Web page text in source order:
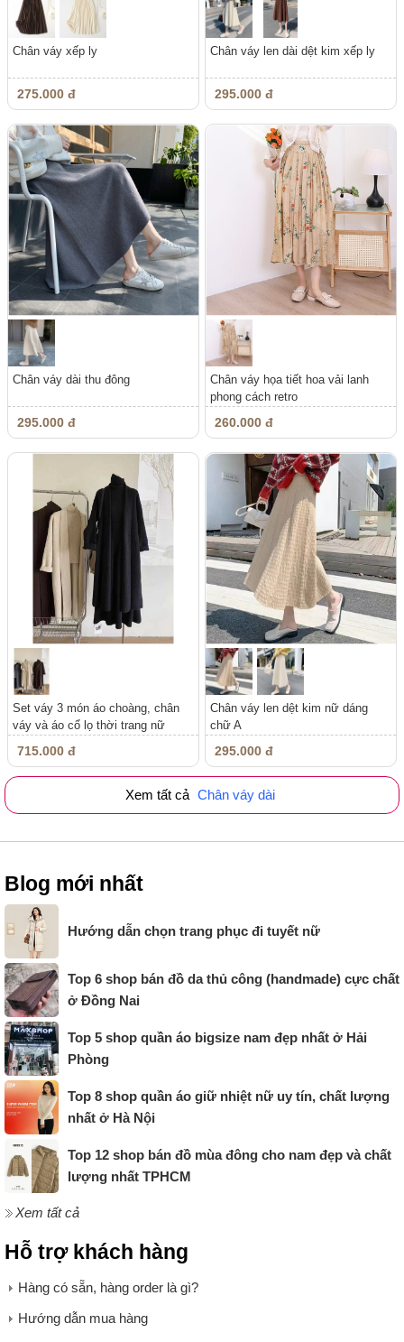
Chân váy xếp ly
275.000 đ
Chân váy len dài dệt kim xếp ly
295.000 đ
Chân váy dài thu đông
295.000 đ
Chân váy họa tiết hoa vải lanh
phong cách retro
260.000 đ
Set váy 3 món áo choàng, chân
váy và áo cổ lọ thời trang nữ
715.000 đ
Chân váy len dệt kim nữ dáng
chữ A
295.000 đ
Xem tất cả Chân váy dài
Blog mới nhất
Hướng dẫn chọn trang phục đi tuyết nữ
Top 6 shop bán đồ da thủ công (handmade) cực chất
ở Đồng Nai
Top 5 shop quần áo bigsize nam đẹp nhất ở Hải
Phòng
Top 8 shop quần áo giữ nhiệt nữ uy tín, chất lượng
nhất ở Hà Nội
Top 12 shop bán đồ mùa đông cho nam đẹp và chất
lượng nhất TPHCM
Xem tất cả
Hỗ trợ khách hàng
Hàng có sẵn, hàng order là gì?
Hướng dẫn mua hàng